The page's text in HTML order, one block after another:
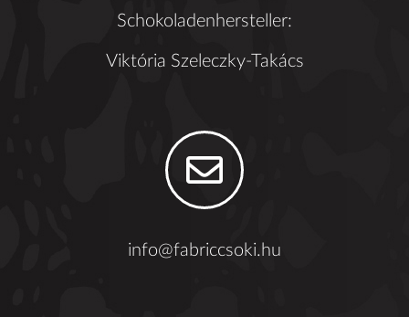
Schokoladenhersteller:
Viktória Szeleczky-Takács
info@fabriccsoki.hu